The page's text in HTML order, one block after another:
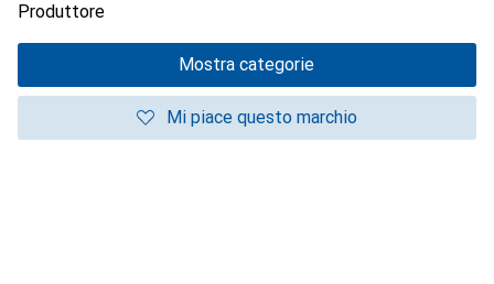
Produttore
Mostra categorie
Mi piace questo marchio